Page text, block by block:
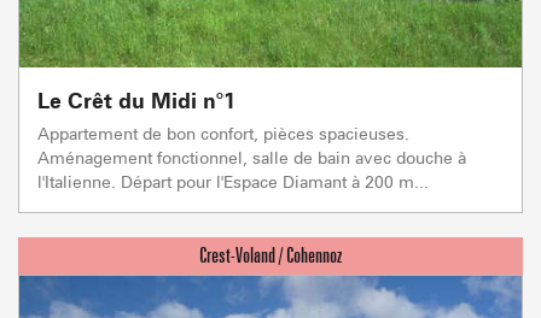
Le Crêt du Midi n°1
Appartement de bon confort, pièces spacieuses.
Aménagement fonctionnel, salle de bain avec douche à
l'Italienne. Départ pour l'Espace Diamant à 200 m...